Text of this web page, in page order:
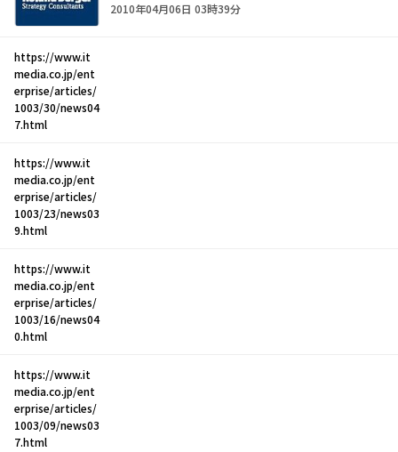
2010年04月06日 03時39分
https://www.it
media.co.jp/ent
erprise/articles/
1003/30/news04
7.html
https://www.it
media.co.jp/ent
erprise/articles/
1003/23/news03
9.html
https://www.it
media.co.jp/ent
erprise/articles/
1003/16/news04
0.html
https://www.it
media.co.jp/ent
erprise/articles/
1003/09/news03
7.html